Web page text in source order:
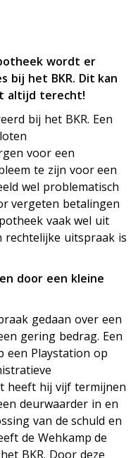
wordt er
bij het BKR. Dit kan
altijd terecht!
bij het BKR. Een
voor een
te zijn voor een
wel problematisch
vergeten betalingen
vaak wel uit
rechtelijke uitspraak is
door een kleine
gedaan over een
gering bedrag. Een
een Playstation op
heeft hij vijf termijnen
deurwaarder in en
van de schuld en
de Wehkamp de
BKR. Door deze